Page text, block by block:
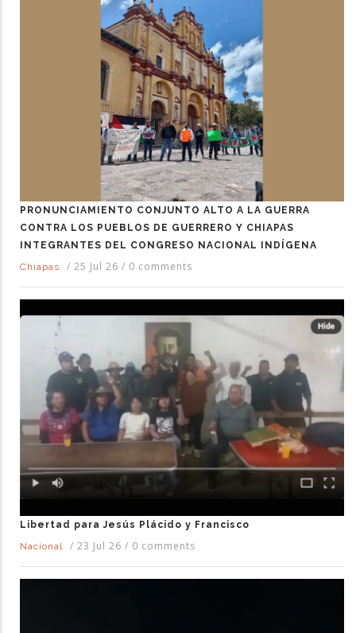
PRONUNCIAMIENTO CONJUNTO ALTO A LA GUERRA
CONTRA LOS PUEBLOS DE GUERRERO Y CHIAPAS
INTEGRANTES DEL CONGRESO NACIONAL INDÍGENA
Chiapas
/ 25 Jul 26 / 0 comments
Libertad para Jesús Plácido y Francisco
Nacional
/ 23 Jul 26 / 0 comments